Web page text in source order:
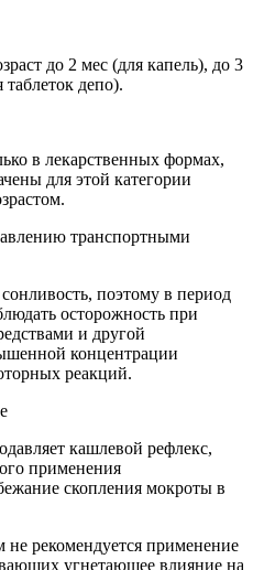
до 2 мес (для капель), до 3
таблеток депо).
в лекарственных формах,
для этой категории
транспортными
поэтому в период
осторожность при
и другой
концентрации
реакций.
кашлевой рефлекс,
применения
скопления мокроты в
рекомендуется применение
угнетающее влияние на